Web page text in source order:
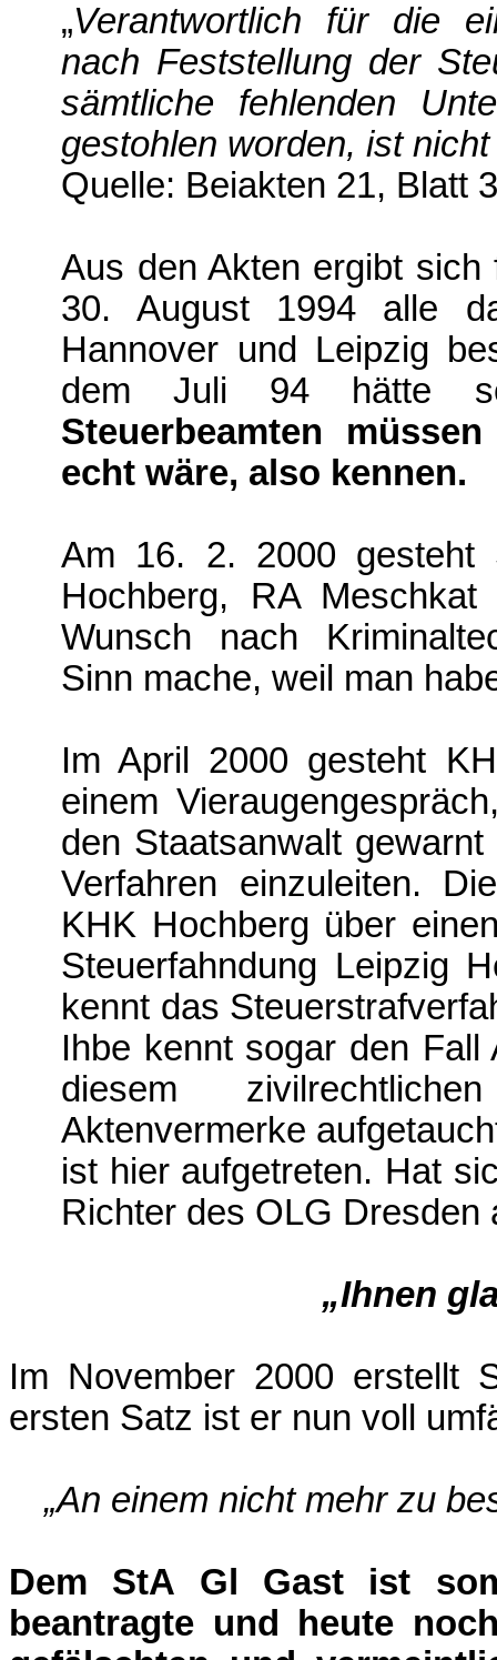
„Verantwortlich für die
nach Feststellung der
sämtliche fehlenden
gestohlen worden, ist
Quelle: Beiakten 21, Blatt
Aus den Akten ergibt sich
30. August 1994 alle
Hannover und Leipzig
dem Juli 94 hätte
Steuerbeamten
echt wäre, also kennen.
Am 16. 2. 2000
Hochberg, RA
Wunsch nach
Sinn mache, weil man
Im April 2000 gesteht
einem
den Staatsanwalt
Verfahren einzuleiten.
KHK Hochberg über
Steuerfahndung Leipzig
kennt das
Ihbe kennt sogar den
diesem
Aktenvermerke
ist hier aufgetreten. Hat
Richter des OLG Dresden
„Ihnen
Im November 2000 erstellt
ersten Satz ist er nun voll
„An einem nicht mehr zu
Dem StA Gl Gast ist
beantragte und heute